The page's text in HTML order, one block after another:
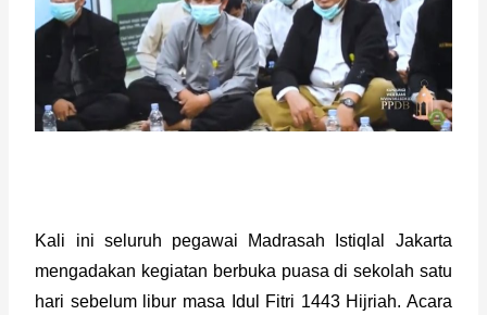
Kali ini seluruh pegawai Madrasah Istiqlal Jakarta
mengadakan kegiatan berbuka puasa di sekolah satu
hari sebelum libur masa Idul Fitri 1443 Hijriah. Acara